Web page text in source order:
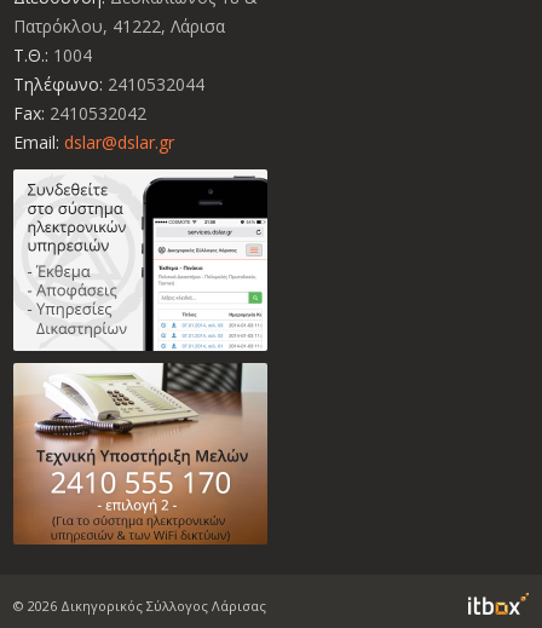
Πατρόκλου, 41222, Λάρισα
Τ.Θ.: 1004
Τηλέφωνο: 2410532044
Fax: 2410532042
Email: dslar@dslar.gr
© 2026 Δικηγορικός Σύλλογος Λάρισας